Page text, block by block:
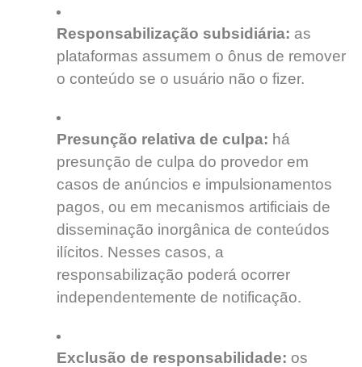
Responsabilização subsidiária: as
plataformas assumem o ônus de remover
o conteúdo se o usuário não o fizer.
Presunção relativa de culpa: há
presunção de culpa do provedor em
casos de anúncios e impulsionamentos
pagos, ou em mecanismos artificiais de
disseminação inorgânica de conteúdos
ilícitos. Nesses casos, a
responsabilização poderá ocorrer
independentemente de notificação.
Exclusão de responsabilidade: os